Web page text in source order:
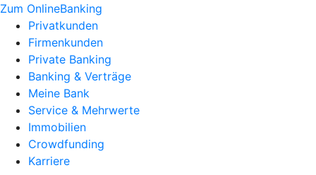
Zum OnlineBanking
Privatkunden
Firmenkunden
Private Banking
Banking & Verträge
Meine Bank
Service & Mehrwerte
Immobilien
Crowdfunding
Karriere